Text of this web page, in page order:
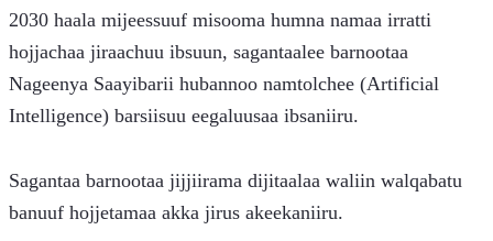
2030 haala mijeessuuf misooma humna namaa irratti
hojjachaa jiraachuu ibsuun, sagantaalee barnootaa
Nageenya Saayibarii hubannoo namtolchee (Artificial
Intelligence) barsiisuu eegaluusaa ibsaniiru.
Sagantaa barnootaa jijjiirama dijitaalaa waliin walqabatu
banuuf hojjetamaa akka jirus akeekaniiru.